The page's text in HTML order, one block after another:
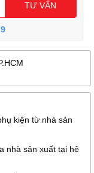
TƯ VẤN
kiện từ nhà sản
nhà sản xuất tại hệ